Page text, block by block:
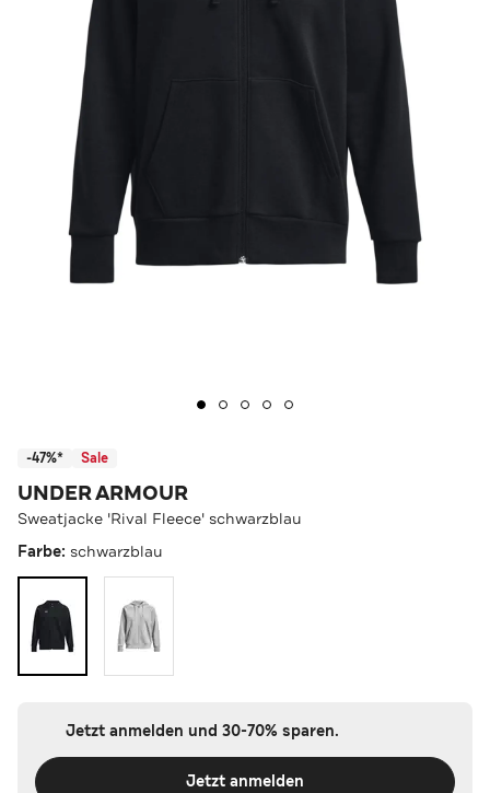
-47%* Sale
UNDER ARMOUR
Sweatjacke 'Rival Fleece' schwarzblau
Farbe: schwarzblau
Jetzt anmelden und 30-70% sparen.
Jetzt anmelden